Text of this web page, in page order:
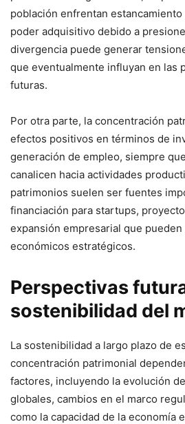
población enfrentan
poder adquisitivo debido a
divergencia puede generar
que eventualmente influyan en las
futuras.
Por otra parte, la concentración
efectos positivos en términos de
generación de empleo, siempre
canalicen hacia actividades
patrimonios suelen ser fuentes
financiación para startups,
expansión empresarial que
económicos estratégicos.
Perspectivas
sostenibilidad del
La sostenibilidad a largo plazo de
concentración patrimonial
factores, incluyendo la evolución
globales, cambios en el marco
como la capacidad de la economía